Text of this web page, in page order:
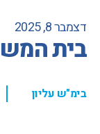
דצמבר 8, 2025
בית
בימ"ש עליון ,